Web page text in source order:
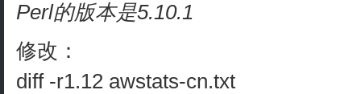
Perl的版本是5.10.1
修改：
diff -r1.12 awstats-cn.txt